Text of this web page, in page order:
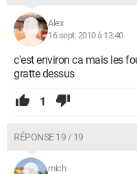
Alex
16 sept. 2010 à 13:40
c'est environ ca mais les
gratte dessus
1
RÉPONSE 19 / 19
mich